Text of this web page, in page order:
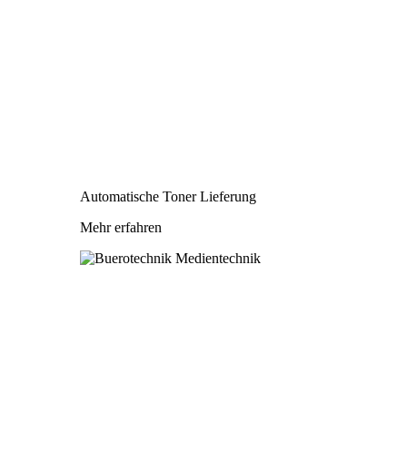
Automatische Toner Lieferung
Mehr erfahren